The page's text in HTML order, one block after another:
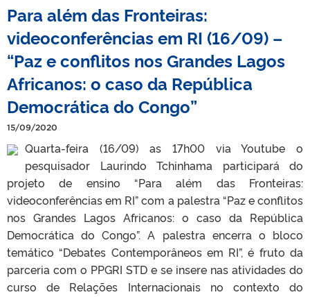
Para além das Fronteiras:
videoconferências em RI (16/09) –
“Paz e conflitos nos Grandes Lagos
Africanos: o caso da República
Democrática do Congo”
15/09/2020
Quarta-feira (16/09) as 17h00 via Youtube o
pesquisador Laurindo Tchinhama participará do
projeto de ensino “Para além das Fronteiras:
videoconferências em RI” com a palestra “Paz e conflitos
nos Grandes Lagos Africanos: o caso da República
Democrática do Congo”. A palestra encerra o bloco
temático “Debates Contemporâneos em RI”, é fruto da
parceria com o PPGRI STD e se insere nas atividades do
curso de Relações Internacionais no contexto do